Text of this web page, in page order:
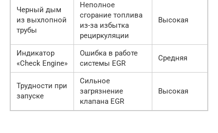
Черный дым
из выхлопной
трубы
Неполное
сгорание топлива
из-за избытка
рециркуляции
Высокая
Индикатор
«Check Engine»
Ошибка в работе
системы EGR
Средняя
Трудности при
запуске
Сильное
загрязнение
клапана EGR
Высокая